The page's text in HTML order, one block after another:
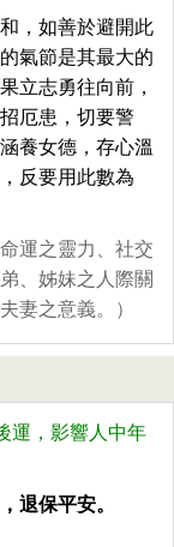
，如善於避開此
氣節是其最大的
立志勇往向前，
厄患，切要警
養女德，存心溫
反要用此數為
運之靈力、社交
、姊妹之人際關
妻之意義。）
運，影響人中年
退保平安。